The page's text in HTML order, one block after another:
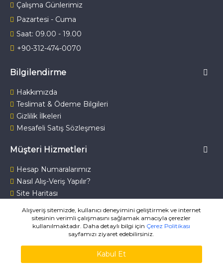
Çalışma Günlerimiz
Pazartesi - Cuma
Saat: 09.00 - 19.00
+90-312-474-0070
Bilgilendirme
Hakkımızda
Teslimat & Ödeme Bilgileri
Gizlilik İlkeleri
Mesafeli Satış Sözleşmesi
Müşteri Hizmetleri
Hesap Numaralarımız
Nasıl Alış-Veriş Yapılır?
Site Haritası
Alışveriş sitemizde, kullanıcı deneyimini geliştirmek ve internet
sitesinin verimli çalışmasını sağlamak amacıyla çerezler
kullanılmaktadır. Daha detaylı bilgi için Çerez Politikası
sayfamızı ziyaret edebilirsiniz.
Kabul Et